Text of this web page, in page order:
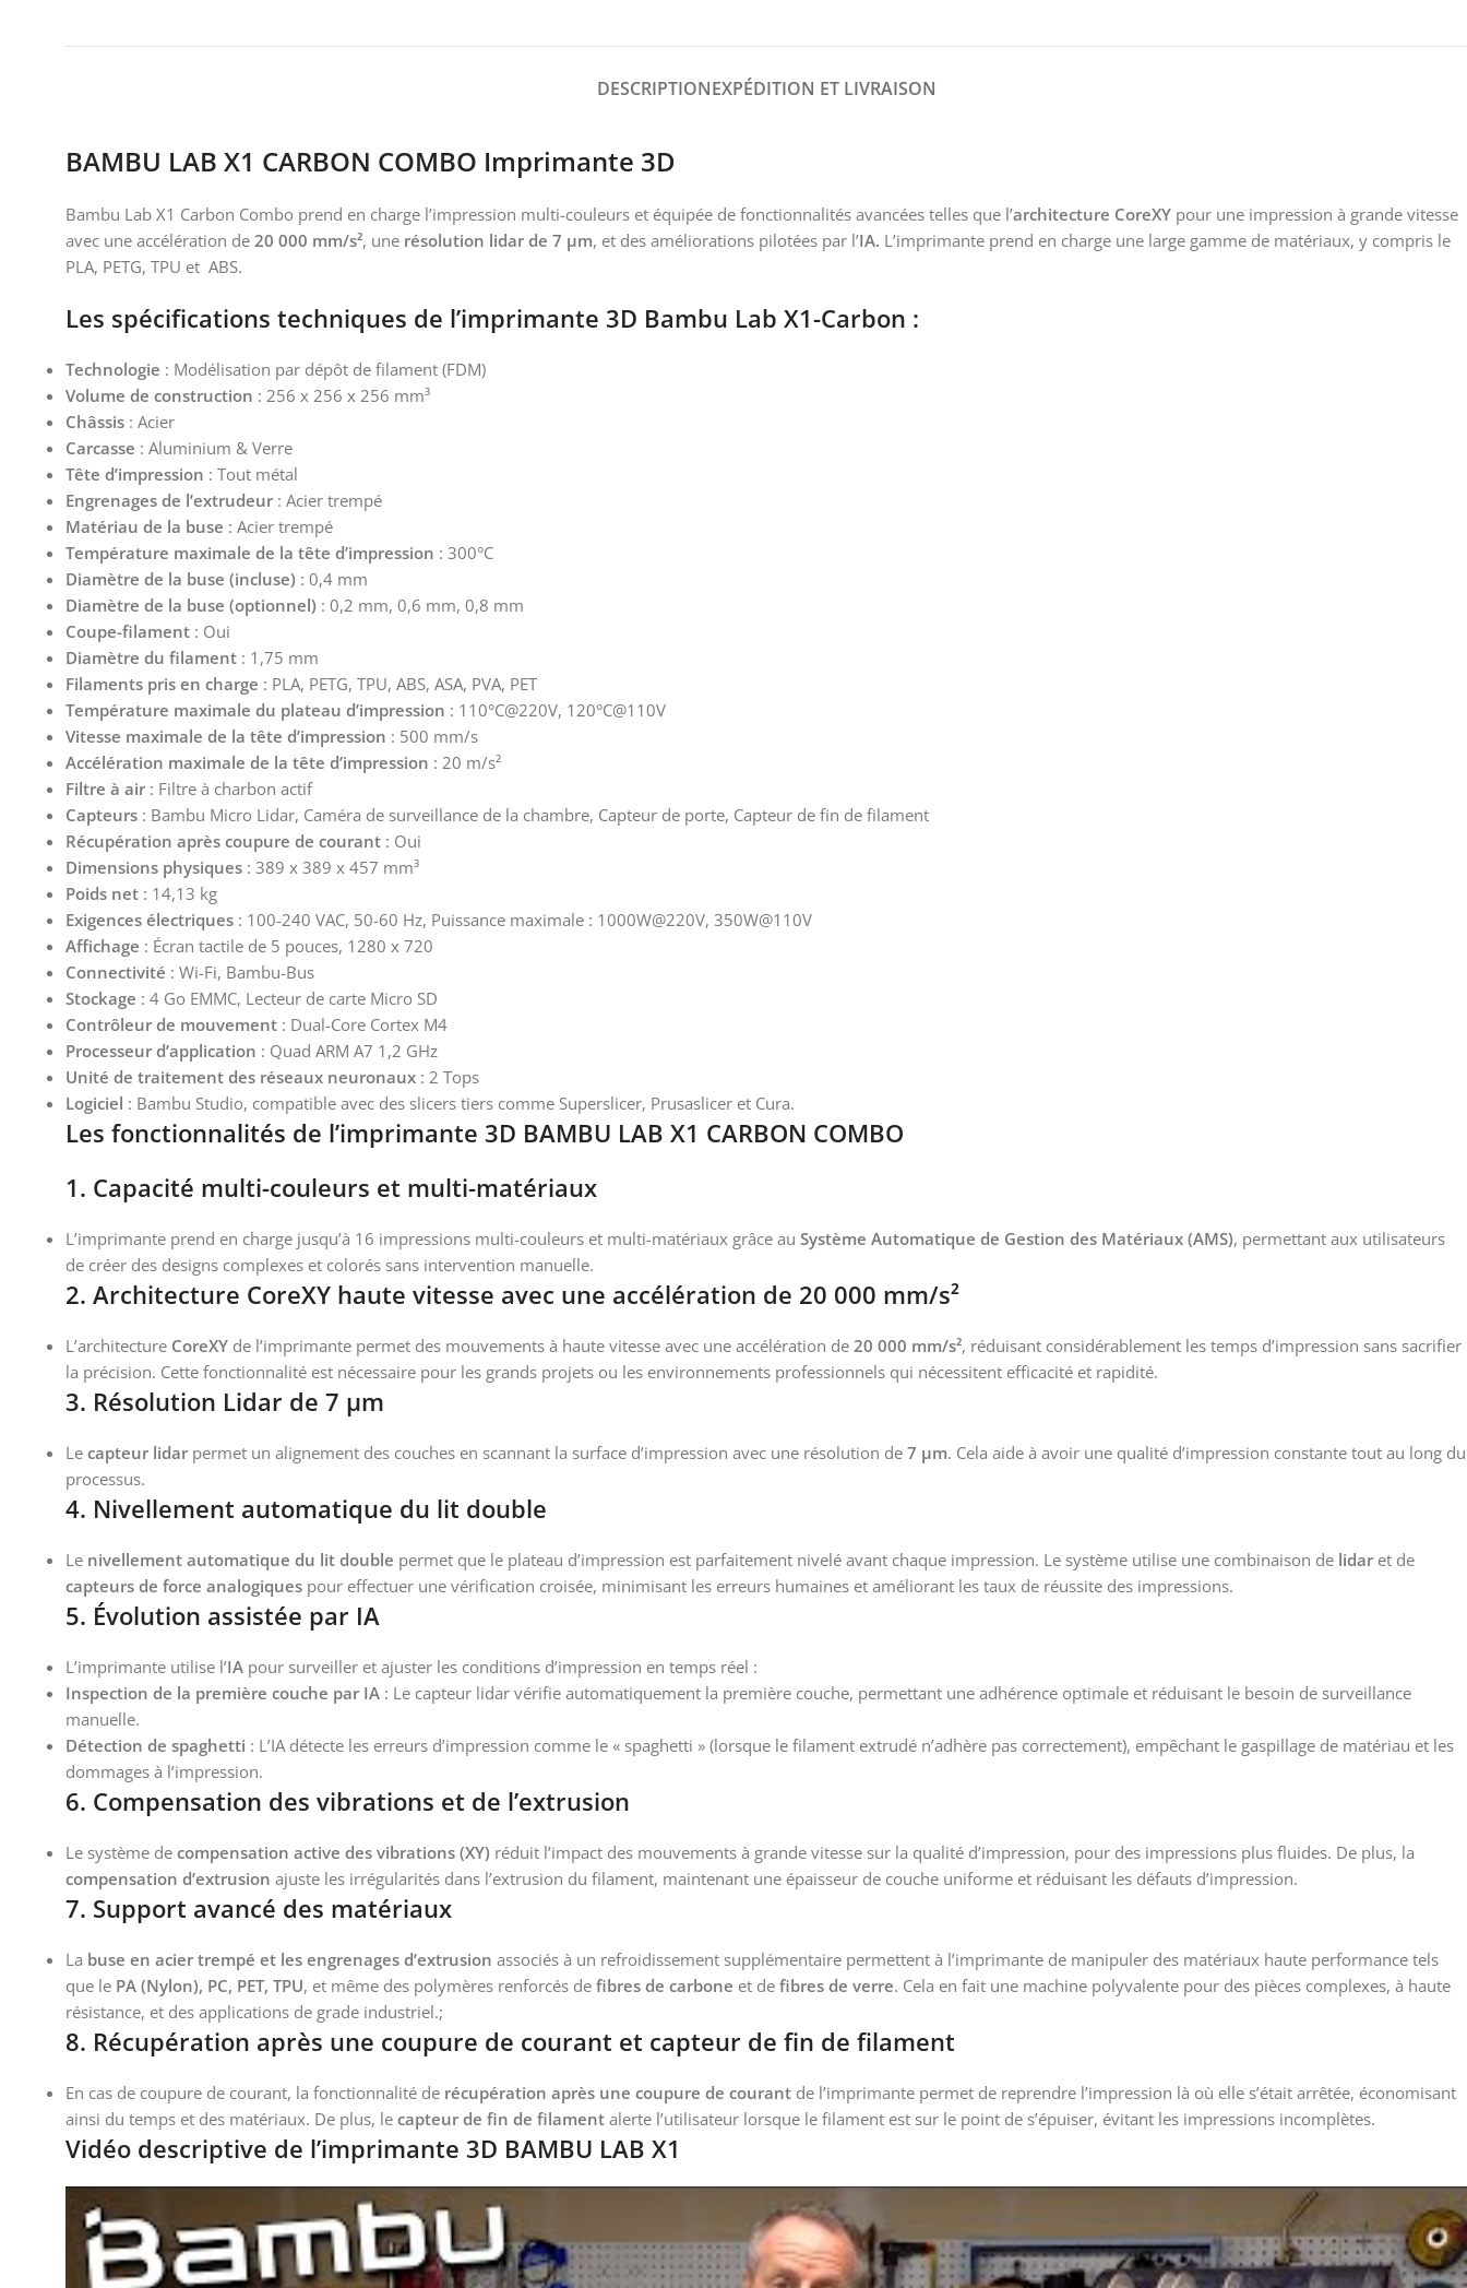
DESCRIPTIONEXPÉDITION ET LIVRAISON
BAMBU LAB X1 CARBON COMBO Imprimante 3D
Bambu Lab X1 Carbon Combo prend en charge l’impression multi-couleurs et équipée de fonctionnalités avancées telles que l’architecture CoreXY pour une impression à grande vitesse
avec une accélération de 20 000 mm/s², une résolution lidar de 7 μm, et des améliorations pilotées par l’IA. L’imprimante prend en charge une large gamme de matériaux, y compris le
PLA, PETG, TPU et ABS.
Les spécifications techniques de l’imprimante 3D Bambu Lab X1-Carbon :
Technologie : Modélisation par dépôt de filament (FDM)
Volume de construction : 256 x 256 x 256 mm³
Châssis : Acier
Carcasse : Aluminium & Verre
Tête d’impression : Tout métal
Engrenages de l’extrudeur : Acier trempé
Matériau de la buse : Acier trempé
Température maximale de la tête d’impression : 300°C
Diamètre de la buse (incluse) : 0,4 mm
Diamètre de la buse (optionnel) : 0,2 mm, 0,6 mm, 0,8 mm
Coupe-filament : Oui
Diamètre du filament : 1,75 mm
Filaments pris en charge : PLA, PETG, TPU, ABS, ASA, PVA, PET
Température maximale du plateau d’impression : 110°C@220V, 120°C@110V
Vitesse maximale de la tête d’impression : 500 mm/s
Accélération maximale de la tête d’impression : 20 m/s²
Filtre à air : Filtre à charbon actif
Capteurs : Bambu Micro Lidar, Caméra de surveillance de la chambre, Capteur de porte, Capteur de fin de filament
Récupération après coupure de courant : Oui
Dimensions physiques : 389 x 389 x 457 mm³
Poids net : 14,13 kg
Exigences électriques : 100-240 VAC, 50-60 Hz, Puissance maximale : 1000W@220V, 350W@110V
Affichage : Écran tactile de 5 pouces, 1280 x 720
Connectivité : Wi-Fi, Bambu-Bus
Stockage : 4 Go EMMC, Lecteur de carte Micro SD
Contrôleur de mouvement : Dual-Core Cortex M4
Processeur d’application : Quad ARM A7 1,2 GHz
Unité de traitement des réseaux neuronaux : 2 Tops
Logiciel : Bambu Studio, compatible avec des slicers tiers comme Superslicer, Prusaslicer et Cura.
Les fonctionnalités de l’imprimante 3D BAMBU LAB X1 CARBON COMBO
1. Capacité multi-couleurs et multi-matériaux
L’imprimante prend en charge jusqu’à 16 impressions multi-couleurs et multi-matériaux grâce au Système Automatique de Gestion des Matériaux (AMS), permettant aux utilisateurs
de créer des designs complexes et colorés sans intervention manuelle.
2. Architecture CoreXY haute vitesse avec une accélération de 20 000 mm/s²
L’architecture CoreXY de l’imprimante permet des mouvements à haute vitesse avec une accélération de 20 000 mm/s², réduisant considérablement les temps d’impression sans sacrifier
la précision. Cette fonctionnalité est nécessaire pour les grands projets ou les environnements professionnels qui nécessitent efficacité et rapidité.
3. Résolution Lidar de 7 μm
Le capteur lidar permet un alignement des couches en scannant la surface d’impression avec une résolution de 7 μm. Cela aide à avoir une qualité d’impression constante tout au long du
processus.
4. Nivellement automatique du lit double
Le nivellement automatique du lit double permet que le plateau d’impression est parfaitement nivelé avant chaque impression. Le système utilise une combinaison de lidar et de
capteurs de force analogiques pour effectuer une vérification croisée, minimisant les erreurs humaines et améliorant les taux de réussite des impressions.
5. Évolution assistée par IA
L’imprimante utilise l’IA pour surveiller et ajuster les conditions d’impression en temps réel :
Inspection de la première couche par IA : Le capteur lidar vérifie automatiquement la première couche, permettant une adhérence optimale et réduisant le besoin de surveillance
manuelle.
Détection de spaghetti : L’IA détecte les erreurs d’impression comme le « spaghetti » (lorsque le filament extrudé n’adhère pas correctement), empêchant le gaspillage de matériau et les
dommages à l’impression.
6. Compensation des vibrations et de l’extrusion
Le système de compensation active des vibrations (XY) réduit l’impact des mouvements à grande vitesse sur la qualité d’impression, pour des impressions plus fluides. De plus, la
compensation d’extrusion ajuste les irrégularités dans l’extrusion du filament, maintenant une épaisseur de couche uniforme et réduisant les défauts d’impression.
7. Support avancé des matériaux
La buse en acier trempé et les engrenages d’extrusion associés à un refroidissement supplémentaire permettent à l’imprimante de manipuler des matériaux haute performance tels
que le PA (Nylon), PC, PET, TPU, et même des polymères renforcés de fibres de carbone et de fibres de verre. Cela en fait une machine polyvalente pour des pièces complexes, à haute
résistance, et des applications de grade industriel.;
8. Récupération après une coupure de courant et capteur de fin de filament
En cas de coupure de courant, la fonctionnalité de récupération après une coupure de courant de l’imprimante permet de reprendre l’impression là où elle s’était arrêtée, économisant
ainsi du temps et des matériaux. De plus, le capteur de fin de filament alerte l’utilisateur lorsque le filament est sur le point de s’épuiser, évitant les impressions incomplètes.
Vidéo descriptive de l’imprimante 3D BAMBU LAB X1